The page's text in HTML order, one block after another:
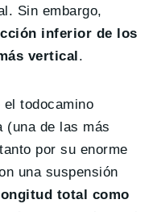
Sin embargo,
inferior de los
vertical.
el todocamino
(una de las más
por su enorme
una suspensión
total como